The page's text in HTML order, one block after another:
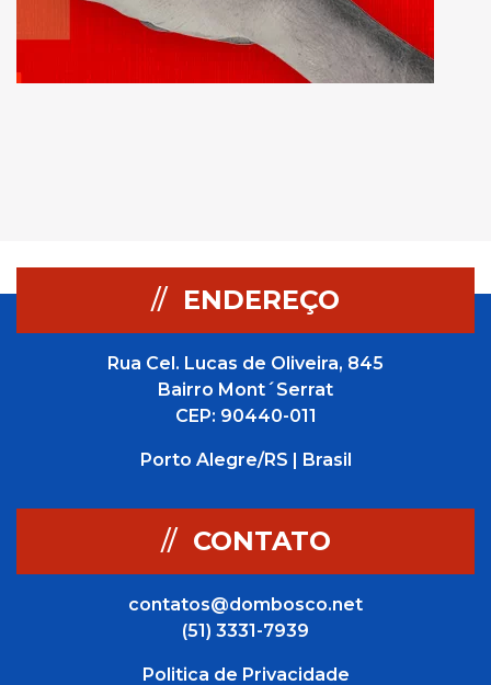
// ENDEREÇO
Rua Cel. Lucas de Oliveira, 845
Bairro Mont´Serrat
CEP: 90440-011
Porto Alegre/RS | Brasil
// CONTATO
contatos@dombosco.net
(51) 3331-7939
Politica de Privacidade